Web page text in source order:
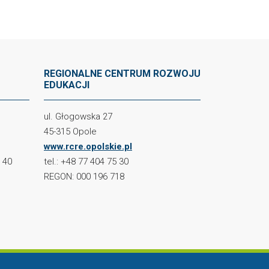
40
REGIONALNE CENTRUM ROZWOJU
EDUKACJI
ul. Głogowska 27
45-315 Opole
www.rcre.opolskie.pl
tel.: +48 77 404 75 30
REGON: 000 196 718